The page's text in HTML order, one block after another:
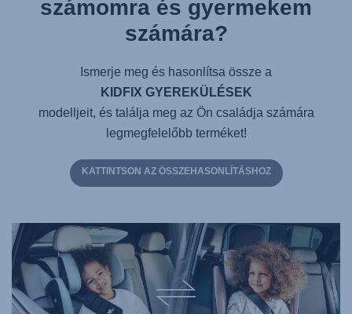
számomra és gyermekem
számára?
Ismerje meg és hasonlítsa össze a
KIDFIX GYEREKÜLÉSEK
modelljeit, és találja meg az Ön családja számára
legmegfelelőbb terméket!
KATTINTSON AZ ÖSSZEHASONLÍTÁSHOZ